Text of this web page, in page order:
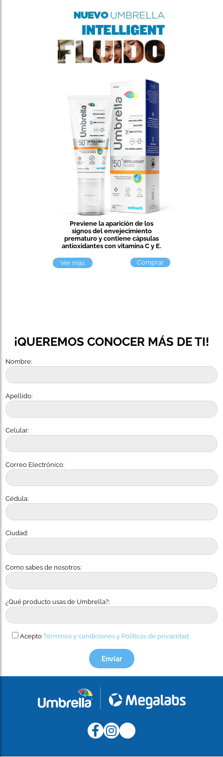
Previene la aparición de los
signos del envejecimiento
prematuro y contiene cápsulas
antioxidantes con vitamina C y E.
Ver más Comprar
¡QUEREMOS CONOCER MÁS DE TI!
Nombre:
Apellido:
Celular:
Correo Electrónico:
Cédula:
Ciudad:
Como sabes de nosotros:
¿Qué producto usas de Umbrella?:
Acepto Términos y condiciones y Políticas de privacidad .